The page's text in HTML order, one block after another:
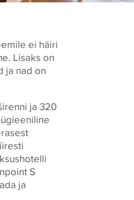
ei häiri
Lisaks on
ja nad on
ja 320
S
ja